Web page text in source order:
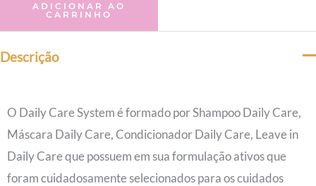
ADICIONAR AO
CARRINHO
Descrição
O Daily Care System é formado por Shampoo Daily Care,
Máscara Daily Care, Condicionador Daily Care, Leave in
Daily Care que possuem em sua formulação ativos que
foram cuidadosamente selecionados para os cuidados